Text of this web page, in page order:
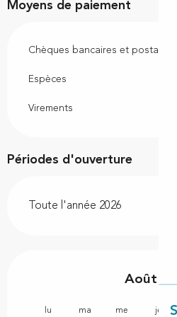
Moyens de paiement
Chèques bancaires et postaux
Espèces
Virements
Périodes d'ouverture
Toute l'année 2026
Août
lu ma me je